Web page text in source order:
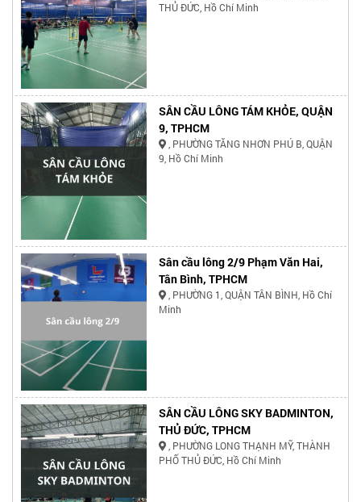
THỦ ĐỨC, Hồ Chí Minh
SÂN CẦU LÔNG TÁM KHỎE, QUẬN
9, TPHCM
, PHƯỜNG TĂNG NHƠN PHÚ B, QUẬN
9, Hồ Chí Minh
Sân cầu lông 2/9 Phạm Văn Hai,
Tân Bình, TPHCM
, PHƯỜNG 1, QUẬN TÂN BÌNH, Hồ Chí
Minh
SÂN CẦU LÔNG SKY BADMINTON,
THỦ ĐỨC, TPHCM
, PHƯỜNG LONG THẠNH MỸ, THÀNH
PHỐ THỦ ĐỨC, Hồ Chí Minh